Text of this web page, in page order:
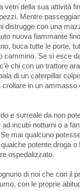
vetri della sua attività
Mentre
distrugge con una
nuova fiammante
buca tutte le porte,
cammino. Se si esce
chi con un trattore
di un caterpillar
crollare in un ammasso
e surreale da non
incubi notturni o a
mai qualcuno
potente droga o
ospedalizzato.
di noi che con il
con le proprie